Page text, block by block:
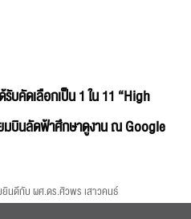
บคัดเลือกเป็น 1 ใน 11 “High
มบินลัดฟ้าศึกษาดูงาน ณ Google
นดีกับ ผศ.ดร.ศิวพร เสาวคนธ์